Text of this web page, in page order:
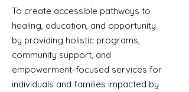
To create accessible pathways to
healing, education, and opportunity
by providing holistic programs,
community support, and
empowerment-focused services for
individuals and families impacted by